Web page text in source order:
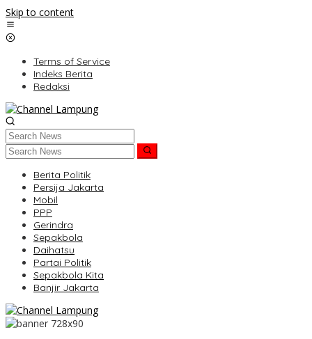
Skip to content
Terms of Service
Indeks Berita
Redaksi
Berita Politik
Persija Jakarta
Mobil
PPP
Gerindra
Sepakbola
Daihatsu
Partai Politik
Sepakbola Kita
Banjir Jakarta